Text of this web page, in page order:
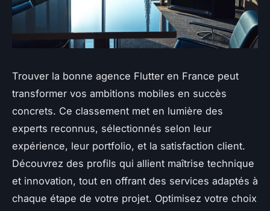
Trouver la bonne agence Flutter en France peut
transformer vos ambitions mobiles en succès
concrets. Ce classement met en lumière des
experts reconnus, sélectionnés selon leur
expérience, leur portfolio, et la satisfaction client.
Découvrez des profils qui allient maîtrise technique
et innovation, tout en offrant des services adaptés à
chaque étape de votre projet. Optimisez votre choix